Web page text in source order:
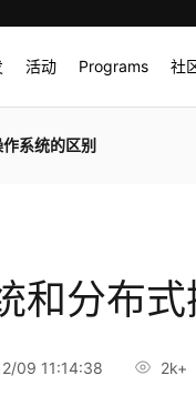
活动 Programs 社
系统的区别
和分布式
09 11:14:38 2k+